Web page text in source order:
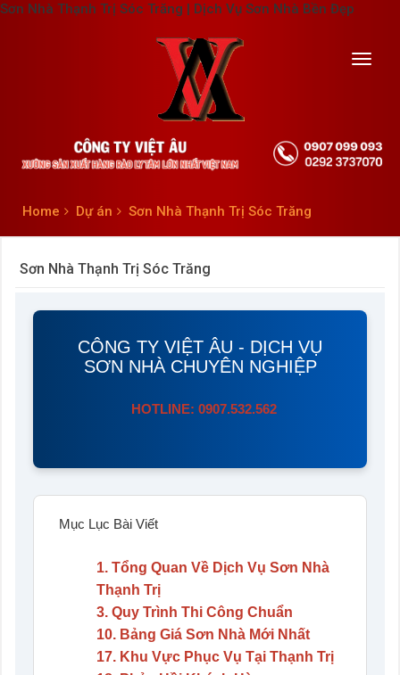
Sơn Nhà Thạnh Trị Sóc Trăng | Dịch Vụ Sơn Nhà Bền Đẹp
Home Dự án Sơn Nhà Thạnh Trị Sóc Trăng
Sơn Nhà Thạnh Trị Sóc Trăng
CÔNG TY VIỆT ÂU - DỊCH VỤ
SƠN NHÀ CHUYÊN NGHIỆP
HOTLINE: 0907.532.562
Mục Lục Bài Viết
1. Tổng Quan Về Dịch Vụ Sơn Nhà
Thạnh Trị
3. Quy Trình Thi Công Chuẩn
10. Bảng Giá Sơn Nhà Mới Nhất
17. Khu Vực Phục Vụ Tại Thạnh Trị